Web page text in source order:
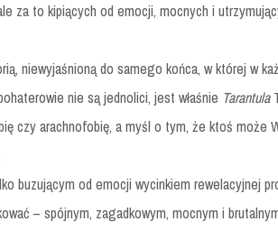
za to kipiących od emocji, mocnych i
niewyjaśnioną do samego końca, w której w
nie są jednolici, jest właśnie Tarantula
czy arachnofobię, a myśl o tym, że ktoś może
buzującym od emocji wycinkiem rewelacyjnej
– spójnym, zagadkowym, mocnym i